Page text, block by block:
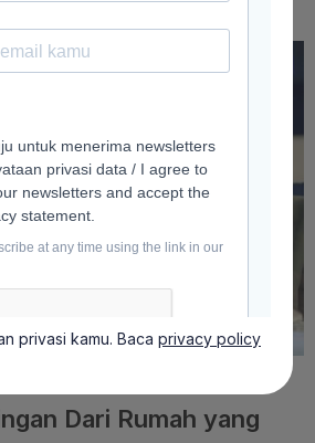
Dari Rumah yang
privasi kamu. Baca privacy policy